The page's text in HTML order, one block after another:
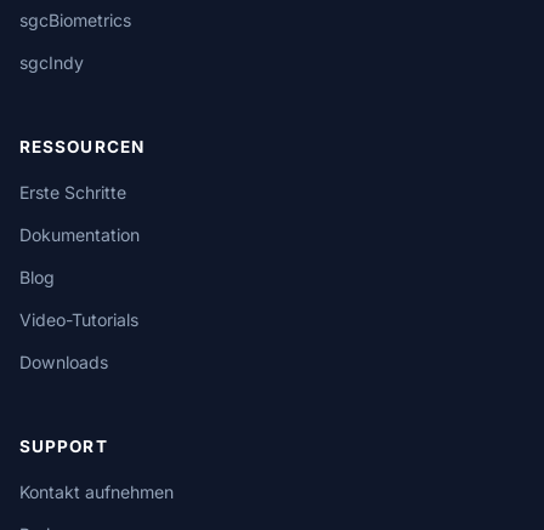
sgcBiometrics
sgcIndy
RESSOURCEN
Erste Schritte
Dokumentation
Blog
Video-Tutorials
Downloads
SUPPORT
Kontakt aufnehmen